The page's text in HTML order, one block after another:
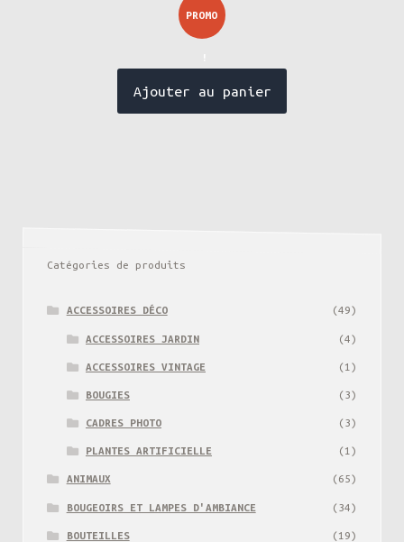
PROMO
Ajouter au panier
Catégories de produits
ACCESSOIRES DÉCO (49)
ACCESSOIRES JARDIN (4)
ACCESSOIRES VINTAGE (1)
BOUGIES (3)
CADRES PHOTO (3)
PLANTES ARTIFICIELLE (1)
ANIMAUX (65)
BOUGEOIRS ET LAMPES D'AMBIANCE (34)
BOUTEILLES (19)